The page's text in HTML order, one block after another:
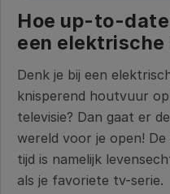
Hoe up-to-
een elektrische
Denk je bij een
knisperend houtvuur
televisie? Dan gaat er
wereld voor je open!
tijd is namelijk
als je favoriete tv-serie.